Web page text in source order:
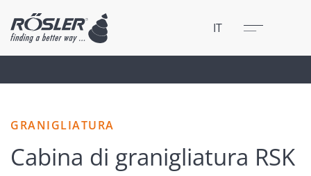
IT Menu
Chiudere
GRANIGLIATURA
Cabina di granigliatura RSK